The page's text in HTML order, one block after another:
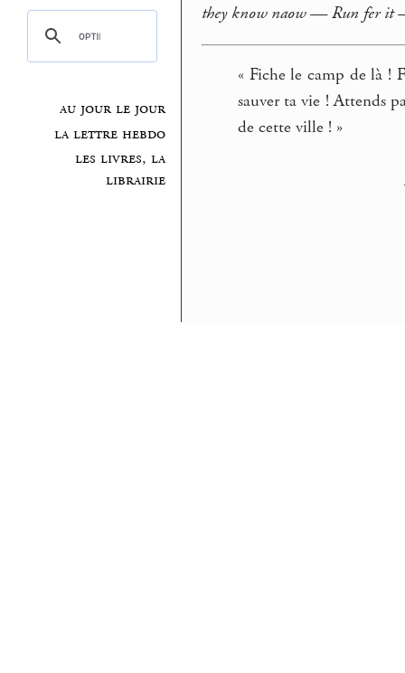
au jour le jour
la lettre hebdo
les livres, la
librairie
they know naow — Run fer
« Fiche le camp de là !
sauver ta vie ! Attends
de cette ville ! »